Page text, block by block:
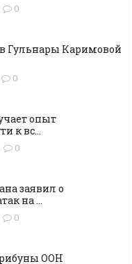
0
Гульнары Каримовой
0
опыт
к вс...
0
заявил о
на ...
0
ООН